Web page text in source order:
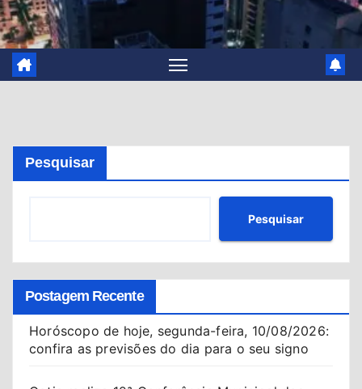
Pesquisar
Pesquisar
Postagem Recente
Horóscopo de hoje, segunda-feira, 10/08/2026:
confira as previsões do dia para o seu signo